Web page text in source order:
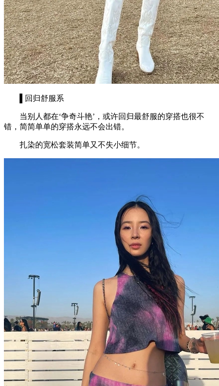
▌回归舒服系
当别人都在‘争奇斗艳’，或许回归最舒服的穿搭也很不
错，简简单单的穿搭永远不会出错。
扎染的宽松套装简单又不失小细节。